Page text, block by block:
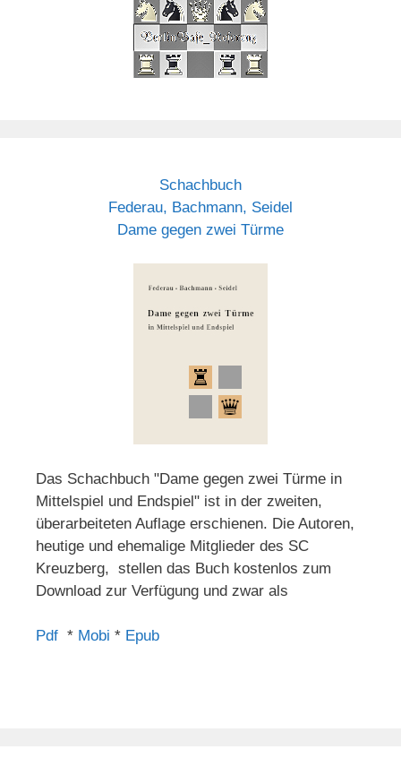
Schachbuch
Federau, Bachmann, Seidel
Dame gegen zwei Türme
Das Schachbuch "Dame gegen zwei Türme in
Mittelspiel und Endspiel" ist in der zweiten,
überarbeiteten Auflage erschienen. Die Autoren,
heutige und ehemalige Mitglieder des SC
Kreuzberg, stellen das Buch kostenlos zum
Download zur Verfügung und zwar als
Pdf * Mobi * Epub